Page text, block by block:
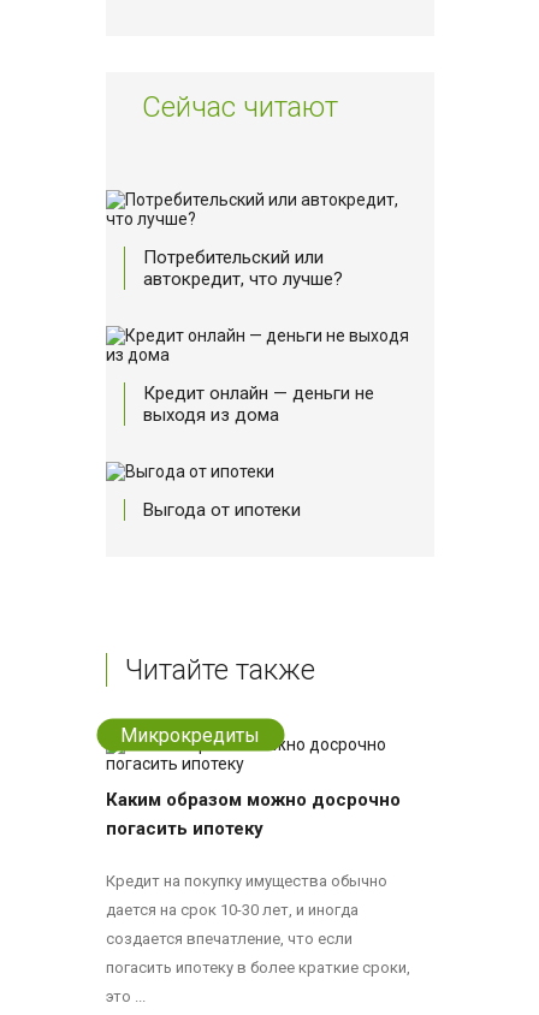
Сейчас читают
Потребительский или
автокредит, что лучше?
Кредит онлайн — деньги не
выходя из дома
Выгода от ипотеки
Читайте также
Микрокредиты
Каким образом можно досрочно
погасить ипотеку
Кредит на покупку имущества обычно
дается на срок 10-30 лет, и иногда
создается впечатление, что если
погасить ипотеку в более краткие сроки,
это ...